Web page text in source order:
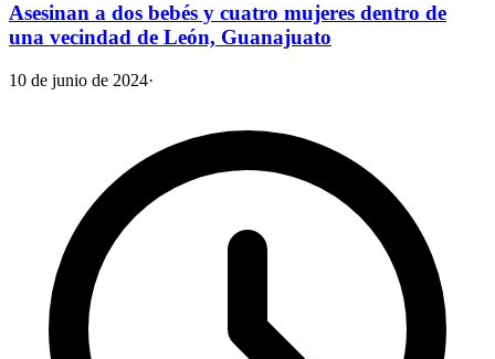
Asesinan a dos bebés y cuatro mujeres dentro de
una vecindad de León, Guanajuato
10 de junio de 2024·